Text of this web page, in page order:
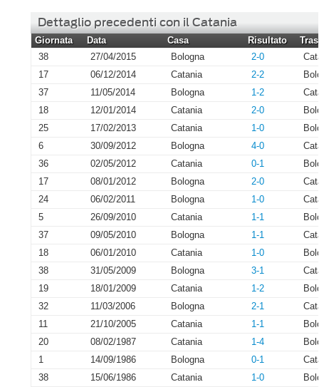
Dettaglio precedenti con il Catania
Giornata Data Casa Risultato
38
27/04/2015 Bologna 2-0
17
06/12/2014 Catania 2-2
37
11/05/2014 Bologna 1-2
18
12/01/2014 Catania 2-0
25
17/02/2013 Catania 1-0
6
30/09/2012 Bologna 4-0
36
02/05/2012 Catania 0-1
17
08/01/2012 Bologna 2-0
24
06/02/2011 Bologna 1-0
5
26/09/2010 Catania 1-1
37
09/05/2010 Bologna 1-1
18
06/01/2010 Catania 1-0
38
31/05/2009 Bologna 3-1
19
18/01/2009 Catania 1-2
32
11/03/2006 Bologna 2-1
11
21/10/2005 Catania 1-1
20
08/02/1987 Catania 1-4
1
14/09/1986 Bologna 0-1
38
15/06/1986 Catania 1-0